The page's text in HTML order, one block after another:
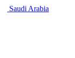
Saudi Arabia